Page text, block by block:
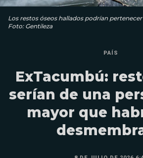
Los restos óseos hallados podrían
Foto: Gentileza
PAÍS
ExTacumbú:
serían de una
mayor que